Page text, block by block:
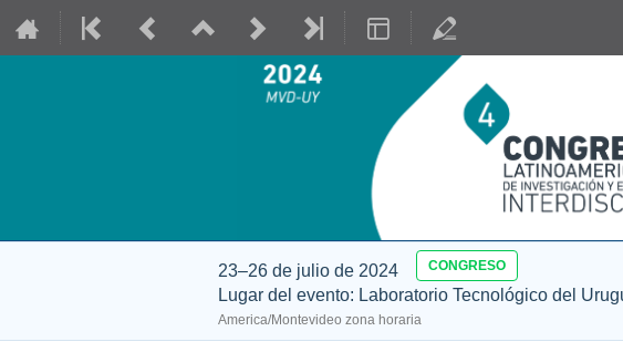
23–26 de julio de 2024 CONGRESO
Lugar del evento: Laboratorio Tecnológico del
America/Montevideo zona horaria